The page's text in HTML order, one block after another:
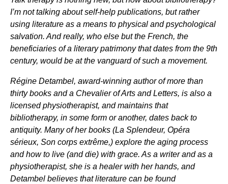
I’m not talking about self-help publications, but rather
using literature as a means to physical and psychological
salvation. And really, who else but the French, the
beneficiaries of a literary patrimony that dates from the 9th
century, would be at the vanguard of such a movement.
Régine Detambel, award-winning author of more than
thirty books and a Chevalier of Arts and Letters, is also a
licensed physiotherapist, and maintains that
bibliotherapy, in some form or another, dates back to
antiquity. Many of her books (La Splendeur, Opéra
sérieux, Son corps extrême,) explore the aging process
and how to live (and die) with grace. As a writer and as a
physiotherapist, she is a healer with her hands, and
Detambel believes that literature can be found